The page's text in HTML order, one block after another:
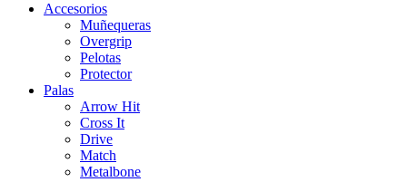
Accesorios
Muñequeras
Overgrip
Pelotas
Protector
Palas
Arrow Hit
Cross It
Drive
Match
Metalbone